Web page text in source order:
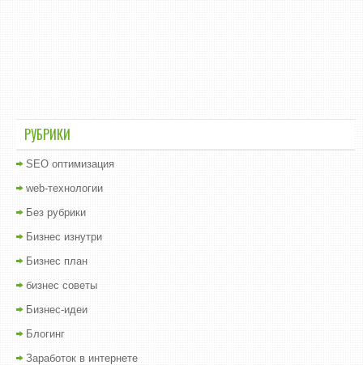
РУБРИКИ
SEO оптимизация
web-технологии
Без рубрики
Бизнес изнутри
Бизнес план
бизнес советы
Бизнес-идеи
Блогинг
Заработок в интернете